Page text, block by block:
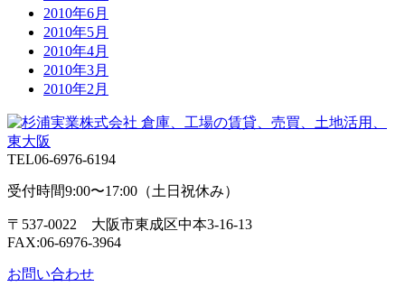
2010年6月
2010年5月
2010年4月
2010年3月
2010年2月
TEL06-6976-6194
受付時間9:00〜17:00（土日祝休み）
〒537-0022 大阪市東成区中本3-16-13
FAX:06-6976-3964
お問い合わせ